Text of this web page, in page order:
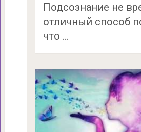
Подсознание не
отличный способ
что …